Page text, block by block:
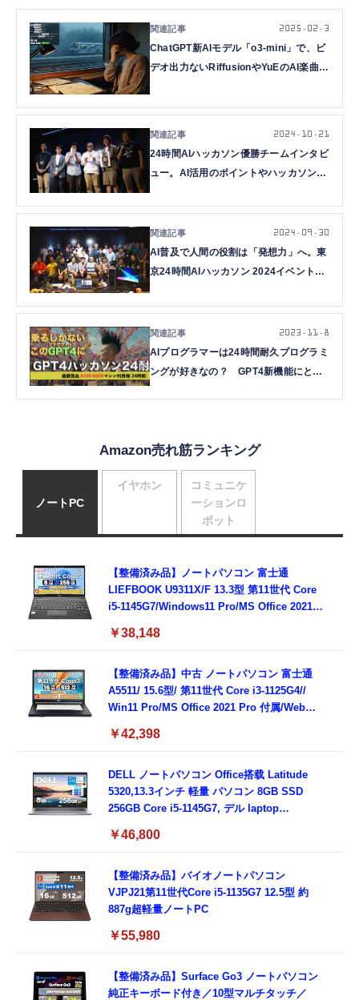
ChatGPT新AIモデル「o3-mini」で、ビ
デオ出力ないRiffusionやYuEのAI楽曲を
ールを開発した（CloseBox）
2025.02.3
24時間AIハッカソン優勝チームインタビ
ュー。AI活用のポイントやハッカソン挑
2024.10.21
AI普及で人間の役割は「発想力」へ。東
京24時間AIハッカソン 2024イベントリ
2024.09.30
AIプログラマーは24時間耐久プログラミ
ングが好きなの？ GPT4新機能にとき
2023.11.8
Amazon売れ筋ランキング
ノートPC
【整備済み品】ノートパソコン 富士通
LIEFBOOK U9311X/F 13.3型 第11世代 Core
i5-1145G7/Windows11 Pro/MS Office 2021搭
Type-C/360度回転対応/有線静音マウス付
8GB,SSD256GB)
￥38,148
【整備済み品】中古 ノートパソコン 富士通
A5511/ 15.6型/ 第11世代 Core i3-1125G4//
Win11 Pro/MS Office 2021 Pro 付属/Webカ
3.0)/ 有線静音マウス付属/ 180日保証（メモリ
￥42,398
DELL ノートパソコン Office搭载 Latitude
5320,13.3インチ 軽量 パソコン 8GB SSD
256GB Core i5-1145G7, デル laptop
ド付き (整備済み品)
￥46,800
【整備済み品】バイオノートパソコン
VJPJ21第11世代Core i5-1135G7 12.5型 約
887g超軽量ノートPC
￥55,980
【整備済み品】Surface Go3 ノートパソコン
純正キーボード付き／10型マルチタッチ／
イヤホン
コミュニケ
ーションロ
ボット